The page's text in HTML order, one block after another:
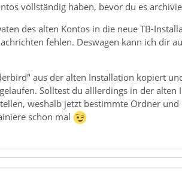
vollständig haben, bevor du es
des alten Kontos in die neue TB-
fehlen. Deswagen kann ich dir
aus der alten Installation kopiert
Solltest du alllerdings in der
weshalb jetzt bestimmte Ordner
schon mal